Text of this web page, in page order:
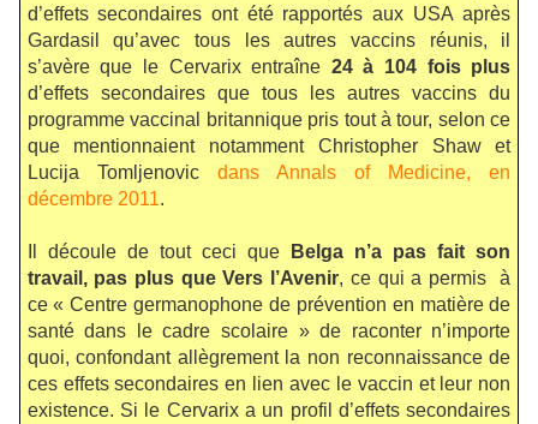
d’effets secondaires ont été rapportés aux USA après
Gardasil qu’avec tous les autres vaccins réunis, il
s’avère que le Cervarix entraîne 24 à 104 fois plus
d’effets secondaires que tous les autres vaccins du
programme vaccinal britannique pris tout à tour, selon ce
que mentionnaient notamment Christopher Shaw et
Lucija Tomljenovic dans Annals of Medicine, en
décembre 2011.
Il découle de tout ceci que
Belga n’a pas fait son
travail, pas plus que Vers l’Avenir, ce qui a permis
à
ce « Centre germanophone de prévention en matière de
santé dans le cadre scolaire » de raconter n’importe
quoi, confondant allègrement la non reconnaissance de
ces effets secondaires en lien avec le vaccin et leur non
existence. Si le Cervarix a un profil d’effets secondaires